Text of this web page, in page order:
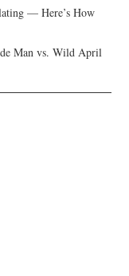
— Here’s How
Man vs. Wild April